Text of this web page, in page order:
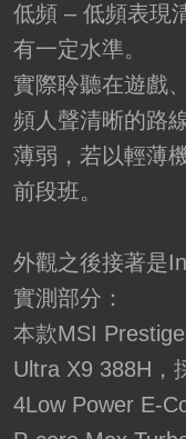
低頻 – 低頻表現
有一定水準。
實際聆聽在遊戲
頻人聲清晰的路
薄弱，若以輕薄
前段班。
外觀之後接著是
實測部分：
本款MSI
Ultra X9 388H，
4Low Power E-